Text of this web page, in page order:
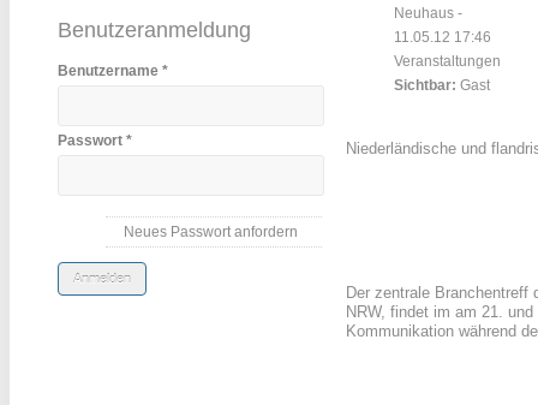
Benutzeranmeldung
Benutzername *
Passwort *
Neues Passwort anfordern
Neuhaus -
11.05.12 17:46
Veranstaltungen
Sichtbar: Gast
Niederländische und
Der zentrale Branchentreff
NRW, findet im am 21.
Kommunikation während